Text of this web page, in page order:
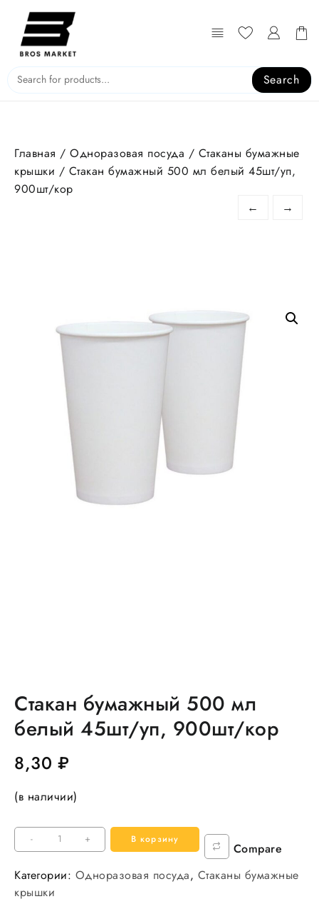
Перейти
содержимому
Search
Главная / Одноразовая посуда / Стаканы бумажные
крышки / Стакан бумажный 500 мл белый 45шт/уп,
900шт/кор
←
→
Стакан бумажный 500 мл
белый 45шт/уп, 900шт/кор
8,30 ₽
(в наличии)
-
Количество
товара
Стакан
бумажный
+ В корзину
Compare
Категории: Одноразовая посуда, Стаканы бумажные
крышки